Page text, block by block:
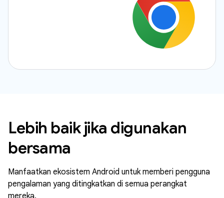
Lebih baik jika digunakan
bersama
Manfaatkan ekosistem Android untuk memberi pengguna
pengalaman yang ditingkatkan di semua perangkat
mereka.